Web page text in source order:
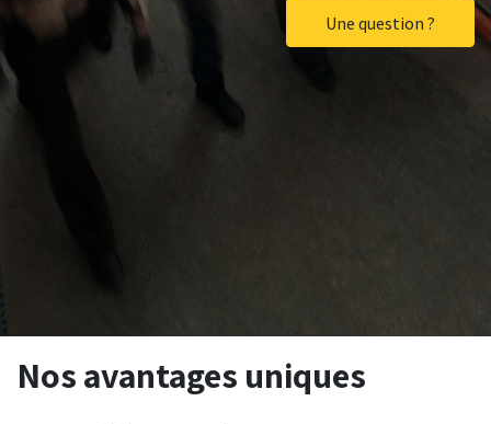
Une question ?
Nos avantages uniques